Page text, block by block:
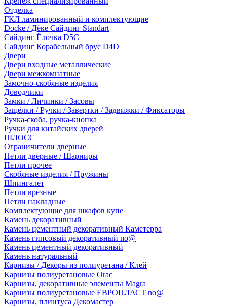
Отделка
ГКЛ ламинированный и комплектующие
Docke / Дёке Сайдинг Standart
Сайдинг Ёлочка D5C
Сайдинг Корабельный брус D4D
Двери
Двери входные металлические
Двери межкомнатные
Замочно-скобяные изделия
Доводчики
Замки / Личинки / Засовы
Защёлки / Ручки / Завертки / Задвижки / Фиксаторы
Ручка-скоба, ручка-кнопка
Ручки для китайских дверей
ШЛОСС
Ограничители дверные
Петли дверные / Шарниры
Петли прочее
Скобяные изделия / Пружины
Шпингалет
Петли врезные
Петли накладные
Комплектующие для шкафов купе
Камень декоративный
Камень цементный декоративный Каметерра
Камень гипсовый декоративный no@
Камень цементный декоративный
Камень натуральный
Карнизы / Декоры из полиуретана / Клей
Карнизы полиуретановые Orac
Карнизы, декоративные элементы Magra
Карнизы полиуретановые ЕВРОПЛАСТ no@
Карнизы, плинтуса Декомастер